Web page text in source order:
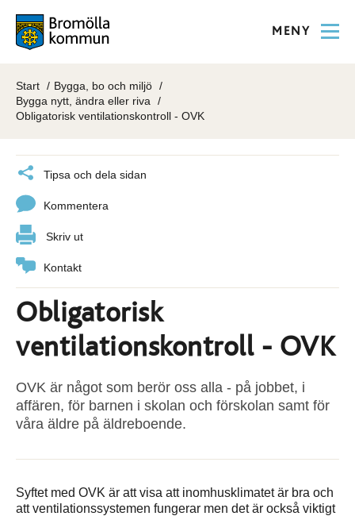
MENY
Start
Bygga, bo och miljö
Bygga nytt, ändra eller riva
Obligatorisk ventilationskontroll - OVK
Tipsa och dela sidan
Kommentera
Skriv ut
Kontakt
Obligatorisk
ventilationskontroll - OVK
OVK är något som berör oss alla - på jobbet, i
affären, för barnen i skolan och förskolan samt för
våra äldre på äldreboende.
Syftet med OVK är att visa att inomhusklimatet är bra och
att ventilationssystemen fungerar men det är också viktigt